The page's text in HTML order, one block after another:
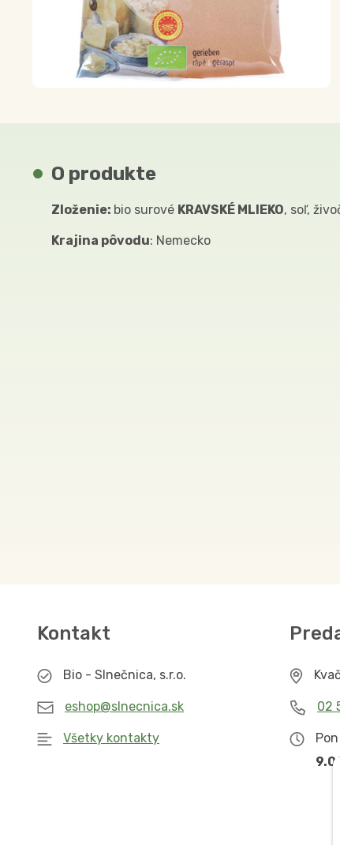
O produkte
Zloženie: bio surové KRAVSKÉ MLIEKO, soľ,
Krajina pôvodu: Nemecko
Kontakt
Bio - Slnečnica, s.r.o.
eshop@slnecnica.sk
Všetky kontakty
02